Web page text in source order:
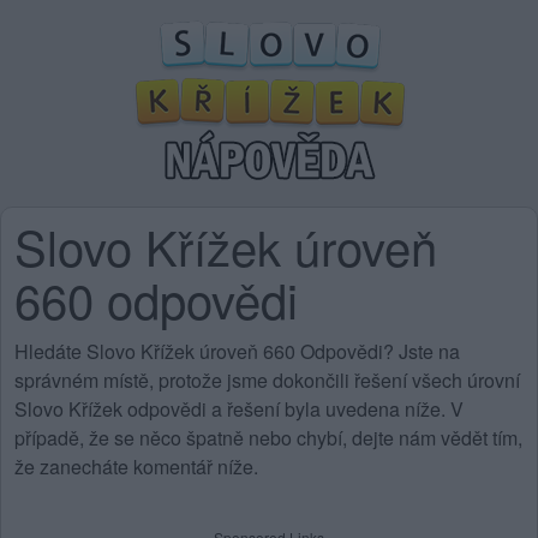
Slovo Křížek úroveň
660 odpovědi
Hledáte Slovo Křížek úroveň 660 Odpovědi? Jste na
správném místě, protože jsme dokončili řešení všech úrovní
Slovo Křížek odpovědi a řešení byla uvedena níže. V
případě, že se něco špatně nebo chybí, dejte nám vědět tím,
že zanecháte komentář níže.